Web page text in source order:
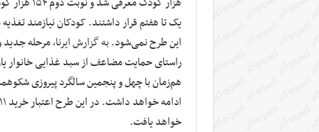
یک تا هفتم قرار داشتند. کودکان نیازمند
این طرح نمی‌شود.به گزارش ایرنا، مرحله جدید
راستای حمایت مضاعف از سبد غذایی خانوار
خواهد یافت.